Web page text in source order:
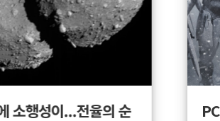
소행성이...전율의 순